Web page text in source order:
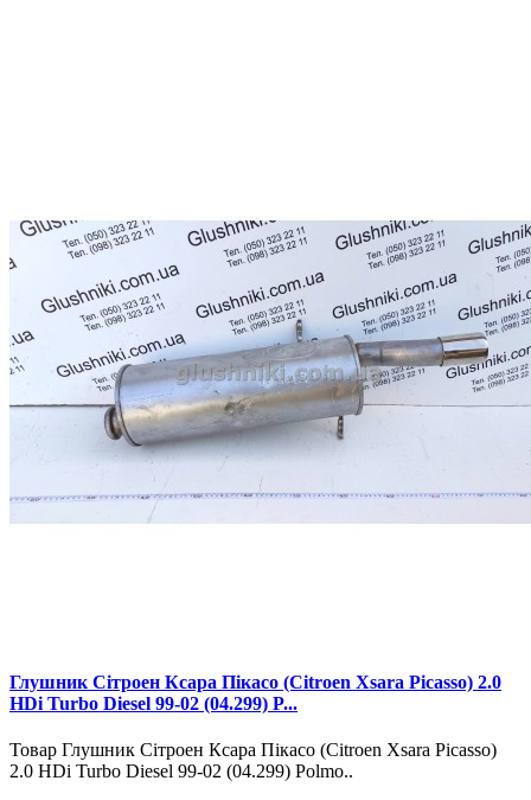
Глушник Сітроен Ксара Пікасо (Citroen Xsara Picasso) 2.0
HDi Turbo Diesel 99-02 (04.299) P...
Товар Глушник Сітроен Ксара Пікасо (Citroen Xsara Picasso)
2.0 HDi Turbo Diesel 99-02 (04.299) Polmo..